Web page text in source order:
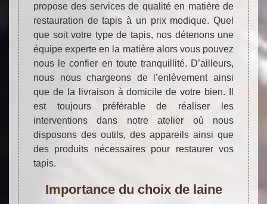
propose des services de qualité en matière de
restauration de tapis à un prix modique. Quel
que soit votre type de tapis, nos détenons une
équipe experte en la matière alors vous pouvez
nous le confier en toute tranquillité. D’ailleurs,
nous nous chargeons de l’enlèvement ainsi
que de la livraison à domicile de votre bien. Il
est toujours préférable de réaliser les
interventions dans notre atelier où nous
disposons des outils, des appareils ainsi que
des produits nécessaires pour restaurer vos
tapis.
Importance du choix de laine